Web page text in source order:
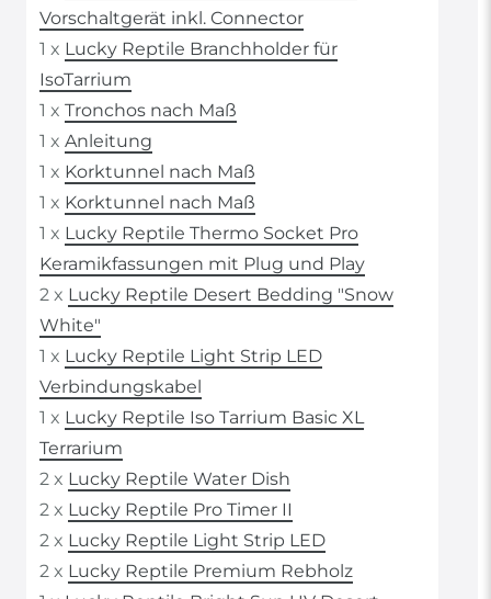
Vorschaltgerät inkl. Connector
1 x Lucky Reptile Branchholder für
IsoTarrium
1 x Tronchos nach Maß
1 x Anleitung
1 x Korktunnel nach Maß
1 x Korktunnel nach Maß
1 x Lucky Reptile Thermo Socket Pro
Keramikfassungen mit Plug und Play
2 x Lucky Reptile Desert Bedding "Snow
White"
1 x Lucky Reptile Light Strip LED
Verbindungskabel
1 x Lucky Reptile Iso Tarrium Basic XL
Terrarium
2 x Lucky Reptile Water Dish
2 x Lucky Reptile Pro Timer II
2 x Lucky Reptile Light Strip LED
2 x Lucky Reptile Premium Rebholz